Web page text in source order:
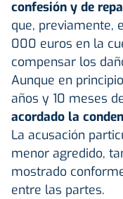
confesión y de
que, previamente,
000 euros en la
compensar los
Aunque en
años y 10 meses
acordado la
La acusación
menor agredido,
mostrado
entre las partes.